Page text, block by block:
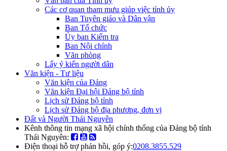
Các cơ quan tham mưu giúp việc tỉnh ủy
Ban Tuyên giáo và Dân vận
Ban Tổ chức
Ủy ban Kiểm tra
Ban Nội chính
Văn phòng
Lấy ý kiến người dân
Văn kiện - Tư liệu
Văn kiện của Đảng
Văn kiện Đại hội Đảng bộ tỉnh
Lịch sử Đảng bộ tỉnh
Lịch sử Đảng bộ địa phương, đơn vị
Đất và Người Thái Nguyên
Kênh thông tin mạng xã hội chính thống của Đảng bộ tỉnh
Thái Nguyên:
Điện thoại hỗ trợ phản hồi, góp ý:0208.3855.529